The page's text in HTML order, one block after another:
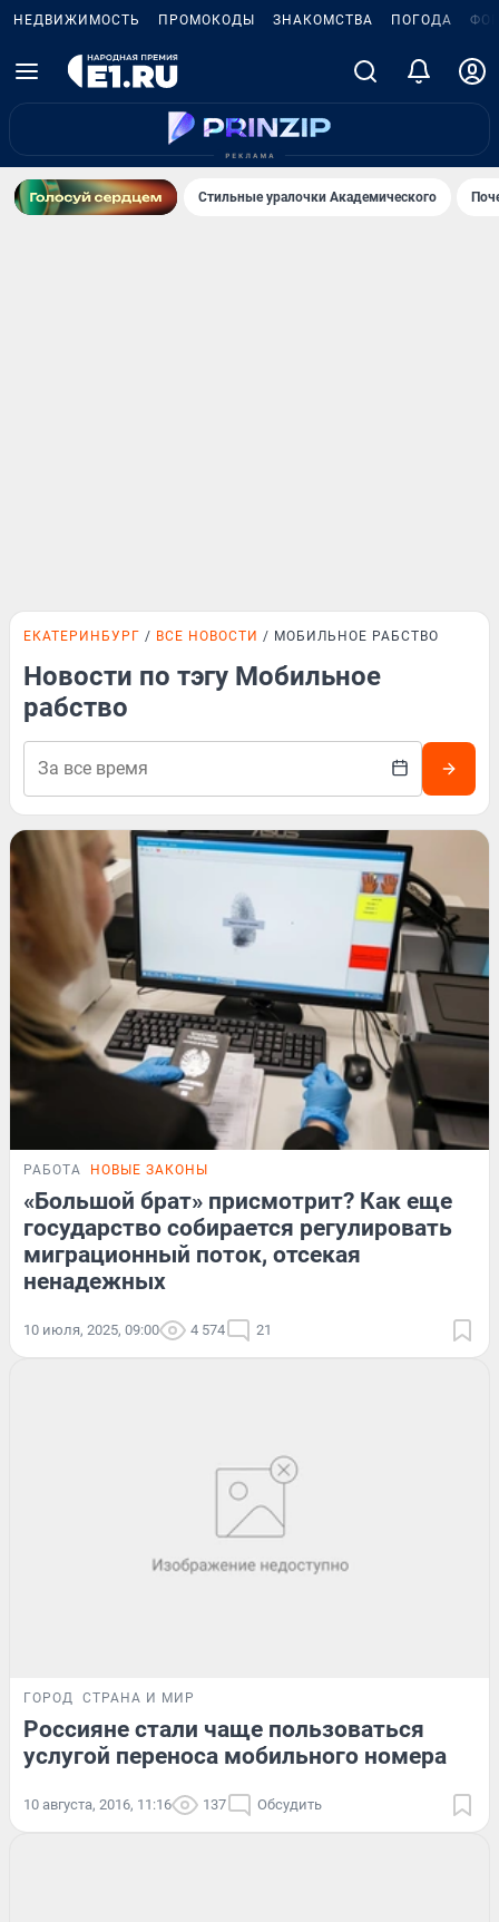
НЕДВИЖИМОСТЬ ПРОМОКОДЫ ЗНАКОМСТВА ПОГОДА
Стильные уралочки Академического
ЕКАТЕРИНБУРГ ВСЕ НОВОСТИ МОБИЛЬНОЕ РАБСТВО
Новости по тэгу Мобильное
рабство
РАБОТА НОВЫЕ ЗАКОНЫ
«Большой брат» присмотрит? Как еще
государство собирается регулировать
миграционный поток, отсекая
ненадежных
10 июля, 2025, 09:00 4 574 21
ГОРОД СТРАНА И МИР
Россияне стали чаще пользоваться
услугой переноса мобильного номера
10 августа, 2016, 11:16 137 Обсудить